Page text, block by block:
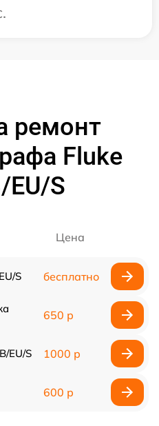
ремонт
Fluke
EU/S
Цена
S бесплатно
650 р
EU/S 1000 р
600 р